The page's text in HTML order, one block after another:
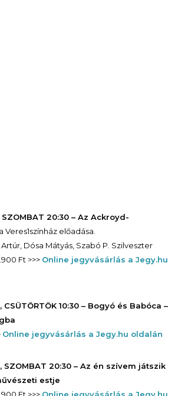
20:30 – Az Ackroyd-
Veres1színház előadása.
Dósa Mátyás, Szabó P. Szilveszter
Ft >>> Online jegyvásárlás a Jegy.hu
10:30 – Bogyó és Babóca –
Online jegyvásárlás a Jegy.hu oldalán
20:30 – Az én szívem játszik
estje